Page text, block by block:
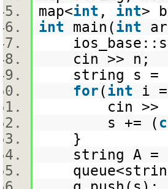
map<int , int>
int main(int
cin >> n;
string s =
for(int i
cin >>
s += (
}
string A